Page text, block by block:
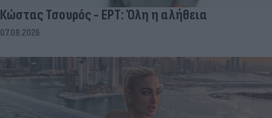
Κώστας Τσουρός - ΕΡΤ: Όλη η αλήθεια
07.08.2026